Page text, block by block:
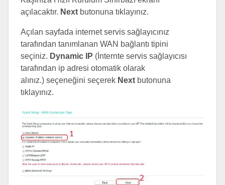
açılacaktır. Next butonuna tıklayınız.
Açılan sayfada internet servis sağlayıcınız
tarafından tanımlanan WAN bağlantı tipini
seçiniz. Dynamic IP (İnternte servis sağlayıcısı
tarafından ip adresi otomatik olarak
alınız.) seçeneğini seçerek Next butonuna
tıklayınız.